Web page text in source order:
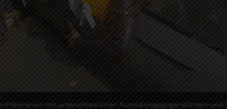
Szenarien mit unterschiedlichen Ausrüstungsgegenständen und